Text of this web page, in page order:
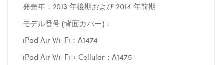
発売年：2013 年後期および 2014 年前期
モデル番号 (背面カバー)：
iPad Air Wi-Fi：A1474
iPad Air Wi-Fi + Cellular：A1475